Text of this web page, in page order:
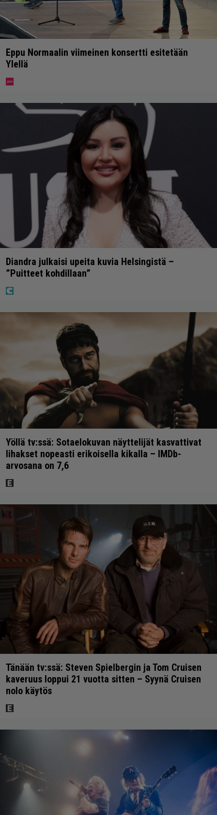
Eppu Normaalin viimeinen konsertti esitetään
Ylellä
Diandra julkaisi upeita kuvia Helsingistä –
”Puitteet kohdillaan”
Yöllä tv:ssä: Sotaelokuvan näyttelijät kasvattivat
lihakset nopeasti erikoisella kikalla – IMDb-
arvosana on 7,6
Tänään tv:ssä: Steven Spielbergin ja Tom Cruisen
kaveruus loppui 21 vuotta sitten – Syynä Cruisen
nolo käytös